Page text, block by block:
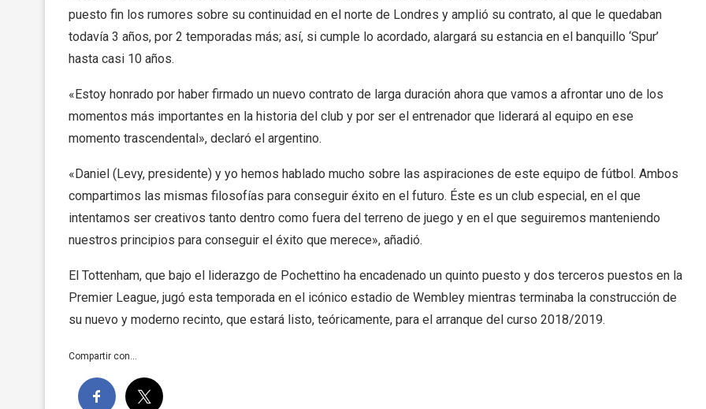
puesto fin los rumores sobre su continuidad en el norte de Londres y amplió su contrato, al que le quedaban
todavía 3 años, por 2 temporadas más; así, si cumple lo acordado, alargará su estancia en el banquillo ‘Spur’
hasta casi 10 años.
«Estoy honrado por haber firmado un nuevo contrato de larga duración ahora que vamos a afrontar uno de los
momentos más importantes en la historia del club y por ser el entrenador que liderará al equipo en ese
momento trascendental», declaró el argentino.
«Daniel (Levy, presidente) y yo hemos hablado mucho sobre las aspiraciones de este equipo de fútbol. Ambos
compartimos las mismas filosofías para conseguir éxito en el futuro. Éste es un club especial, en el que
intentamos ser creativos tanto dentro como fuera del terreno de juego y en el que seguiremos manteniendo
nuestros principios para conseguir el éxito que merece», añadió.
El Tottenham, que bajo el liderazgo de Pochettino ha encadenado un quinto puesto y dos terceros puestos en la
Premier League, jugó esta temporada en el icónico estadio de Wembley mientras terminaba la construcción de
su nuevo y moderno recinto, que estará listo, teóricamente, para el arranque del curso 2018/2019.
Compartir con...